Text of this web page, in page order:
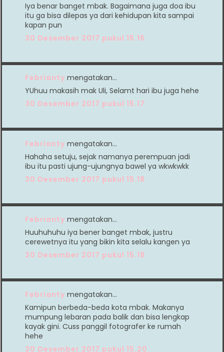
Iya benar banget mbak. Bagaimana juga doa ibu
itu ga bisa dilepas ya dari kehidupan kita sampai
kapan pun
30 Desember 2017 pukul 15.16
Febrianty mengatakan…
YUhuu makasih mak Uli, Selamt hari ibu juga hehe
30 Desember 2017 pukul 15.17
Febrianty mengatakan…
Hahaha setuju, sejak namanya perempuan jadi
ibu itu pasti ujung-ujungnya bawel ya wkwkwkk
30 Desember 2017 pukul 15.18
Febrianty mengatakan…
Huuhuhuhu iya bener banget mbak, justru
cerewetnya itu yang bikin kita selalu kangen ya
30 Desember 2017 pukul 15.18
Febrianty mengatakan…
Kamipun berbeda-beda kota mbak. Makanya
mumpung lebaran pada balik dan bisa lengkap
kayak gini. Cuss panggil fotografer ke rumah
hehe
30 Desember 2017 pukul 15.20